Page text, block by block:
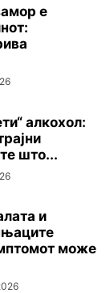
е
алкохол:
што...
и
може